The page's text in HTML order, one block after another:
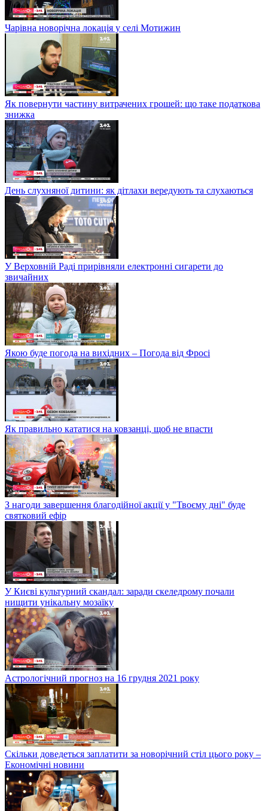
Чарівна новорічна локація у селі Мотижин
Як повернути частину витрачених грошей: що таке податкова
знижка
День слухняної дитини: як дітлахи вередують та слухаються
У Верховній Раді прирівняли електронні сигарети до
звичайних
Якою буде погода на вихідних – Погода від Фросі
Як правильно кататися на ковзанці, щоб не впасти
З нагоди завершення благодійної акції у "Твоєму дні" буде
святковий ефір
У Києві культурний скандал: заради скеледрому почали
нищити унікальну мозаїку
Астрологічний прогноз на 16 грудня 2021 року
Скільки доведеться заплатити за новорічний стіл цього року –
Економічні новини